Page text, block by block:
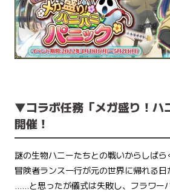
▼コラボ任務「メガ盛り！ハ
開催！
謎の生物ハニーたちとの戦いからしば
冒険者ランス一行が元の世界に帰れる日
……と思ったが儀式は失敗し、フラワー